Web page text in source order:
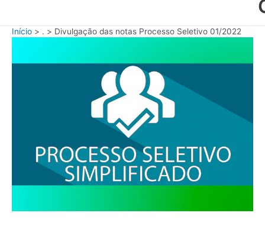
Início . Divulgação das notas Processo Seletivo 01/2022